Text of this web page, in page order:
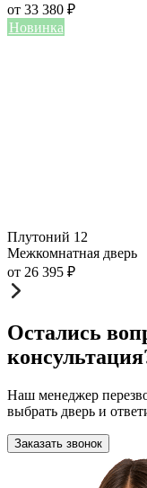
от 33 380 ₽
Новинка
Плутоний 12
Межкомнатная дверь
от 26 395 ₽
Остались
Наш менеджер
выбрать дверь и
Заказать звонок